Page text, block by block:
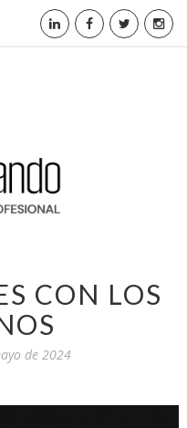
CON LOS
de 2024